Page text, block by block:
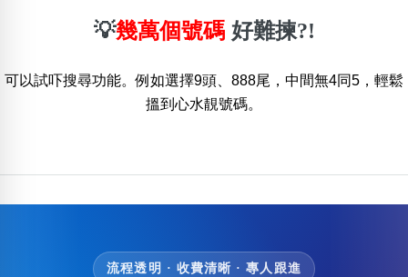
💡幾萬個號碼 好難揀?!
可以試吓搜尋功能。例如選擇9頭、888尾，中間無4同5，輕鬆
搵到心水靚號碼。
流程透明 · 收費清晰 · 專人跟進